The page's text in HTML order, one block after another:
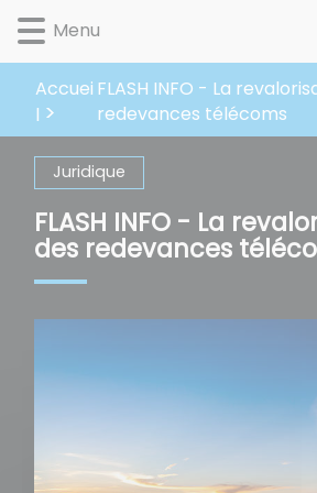
Lien
d'accès
rapide
menu
Lien
d'accès
rapide
contenu
principal
Lien
d'accès
rapide
recherche
Lien
d'accès
rapide
pied
de
page
Menu
Accuei
l
FLASH INFO - La
redevances télécoms
Juridique
FLASH INFO - La
des redevances